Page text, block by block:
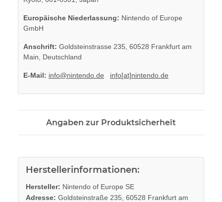
Europäische Niederlassung: Nintendo of Europe
GmbH
Anschrift: Goldsteinstrasse 235, 60528 Frankfurt am
Main, Deutschland
E-Mail: info@nintendo.de info[at]nintendo.de
Angaben zur Produktsicherheit
Herstellerinformationen:
Hersteller: Nintendo of Europe SE
Adresse: Goldsteinstraße 235, 60528 Frankfurt am